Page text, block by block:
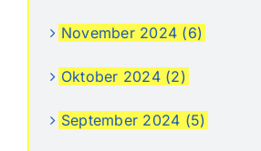
November 2024 (6)
Oktober 2024 (2)
September 2024 (5)